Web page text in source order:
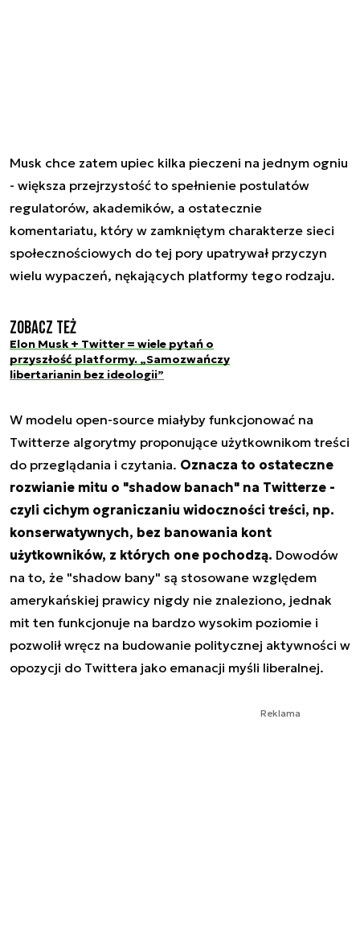
Musk chce zatem upiec kilka pieczeni na jednym ogniu
- większa przejrzystość to spełnienie postulatów
regulatorów, akademików, a ostatecznie
komentariatu, który w zamkniętym charakterze sieci
społecznościowych do tej pory upatrywał przyczyn
wielu wypaczeń, nękających platformy tego rodzaju.
Zobacz też
Elon Musk + Twitter = wiele pytań o
przyszłość platformy. „Samozwańczy
libertarianin bez ideologii”
W modelu open-source miałyby funkcjonować na
Twitterze algorytmy proponujące użytkownikom treści
do przeglądania i czytania. Oznacza to ostateczne
rozwianie mitu o "shadow banach" na Twitterze -
czyli cichym ograniczaniu widoczności treści, np.
konserwatywnych, bez banowania kont
użytkowników, z których one pochodzą. Dowodów
na to, że "shadow bany" są stosowane względem
amerykańskiej prawicy nigdy nie znaleziono, jednak
mit ten funkcjonuje na bardzo wysokim poziomie i
pozwolił wręcz na budowanie politycznej aktywności w
opozycji do Twittera jako emanacji myśli liberalnej.
Reklama